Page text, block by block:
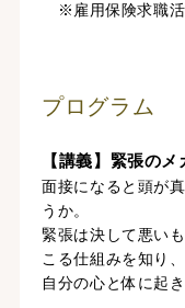
※雇用保険求職活
プログラム
【講義】緊張の
面接になると頭が
うか。
緊張は決して悪い
こる仕組みを知り、
自分の心と体に起